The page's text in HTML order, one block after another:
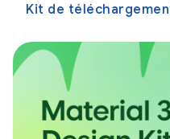
Kit de